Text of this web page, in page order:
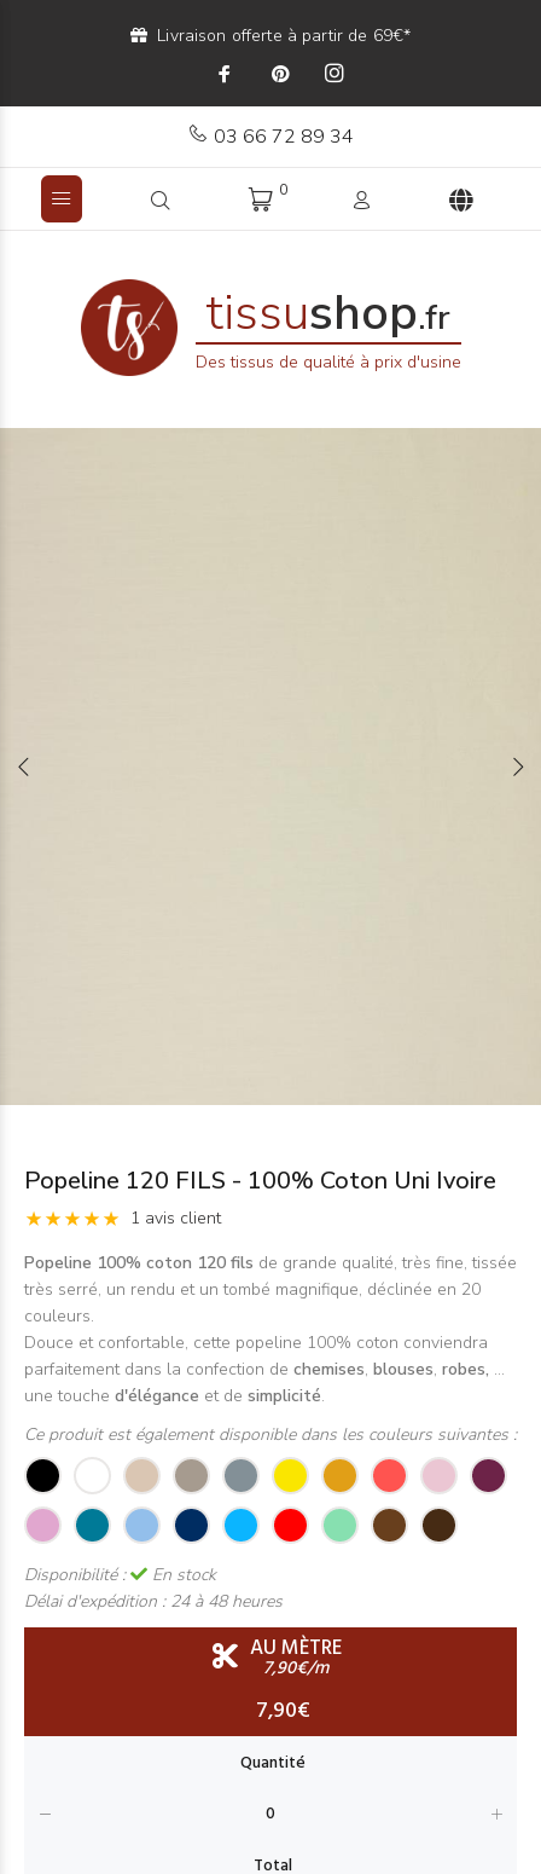
Livraison offerte à partir de 69€*
03 66 72 89 34
0
tissushop.fr
Des tissus de qualité à prix d'usine
Popeline 120 FILS - 100% Coton Uni Ivoire
1 avis client
Popeline 100% coton 120 fils de grande qualité, très fine, tissée
très serré, un rendu et un tombé magnifique, déclinée en 20
couleurs.
Douce et confortable, cette popeline 100% coton conviendra
parfaitement dans la confection de chemises, blouses, robes, ...
une touche d'élégance et de simplicité.
Ce produit est également disponible dans les couleurs suivantes :
Disponibilité :
En stock
Délai d'expédition : 24 à 48 heures
AU MÈTRE
7,90€/m
7,90€